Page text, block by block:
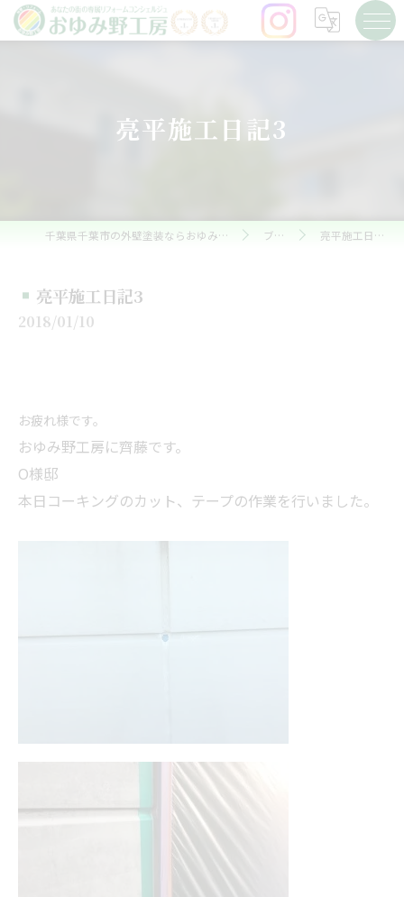
亮平施工日記3
千葉県千葉市の外壁塗装ならおゆみ野工房 ブログ 亮平施工日記3
亮平施工日記3
2018/01/10
お疲れ様です。
おゆみ野工房に齊藤です。
O様邸
本日コーキングのカット、テープの作業を行いました。